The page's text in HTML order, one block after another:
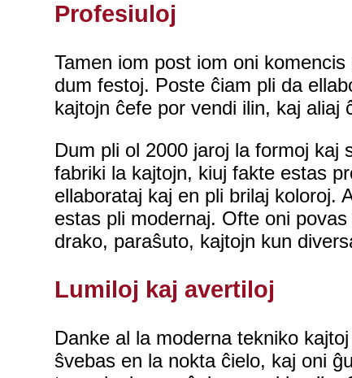
Profesiuloj
Tamen iom post iom oni
dum festoj. Poste ĉiam pli da
kajtojn ĉefe por vendi ilin, kaj aliaj
Dum pli ol 2000 jaroj la formoj kaj
fabriki la kajtojn, kiuj fakte estas
ellaborataj kaj en pli brilaj koloroj.
estas pli modernaj. Ofte oni
drako, paraŝuto, kajtojn kun
Lumiloj kaj avertiloj
Danke al la moderna tekniko
ŝvebas en la nokta ĉielo, kaj oni